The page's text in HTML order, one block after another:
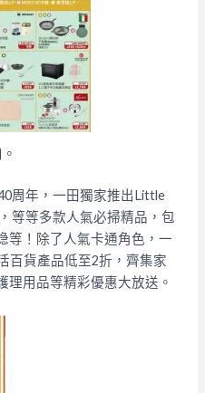
周年，一田獨家推出Little
等等多款人氣必掃精品，包
等！除了人氣卡通角色，一
百貨產品低至2折，齊集家
理用品等精彩優惠大放送。